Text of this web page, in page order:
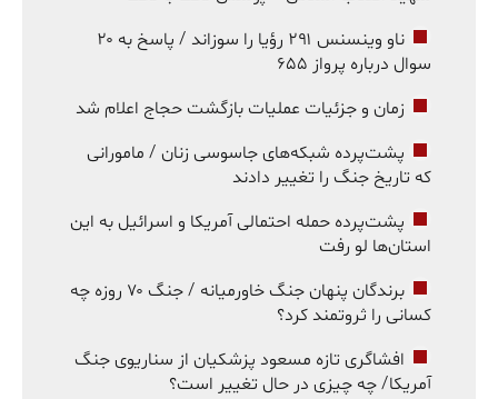
ناو وینسنس ۲۹۱ رؤیا را سوزاند / پاسخ به ۲۰
سوال درباره پرواز ۶۵۵
زمان و جزئیات عملیات بازگشت حجاج اعلام شد
پشت‌پرده شبکه‌های جاسوسی زنان / مامورانی
که تاریخ جنگ را تغییر دادند
پشت‌پرده حمله احتمالی آمریکا و اسرائیل به این
استان‌ها لو رفت
برندگان پنهان جنگ خاورمیانه / جنگ ۷۰ روزه چه
کسانی را ثروتمند کرد؟
افشاگری تازه مسعود پزشکیان از سناریوی جنگ
آمریکا/ چه چیزی در حال تغییر است؟